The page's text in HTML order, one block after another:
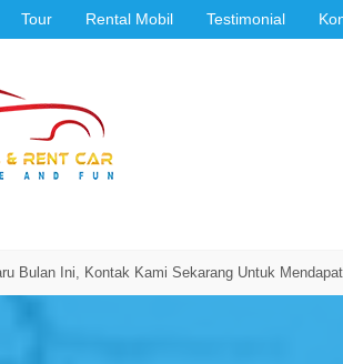
Tour Rental Mobil Testimonial
Ini, Kontak Kami Sekarang Untuk Mendapatkan